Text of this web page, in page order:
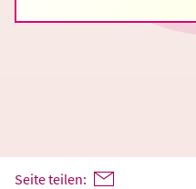
Seite teilen: